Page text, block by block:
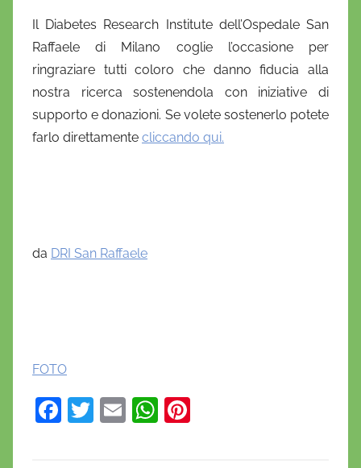
Il Diabetes Research Institute dell’Ospedale San
Raffaele di Milano coglie l’occasione per
ringraziare tutti coloro che danno fiducia alla
nostra ricerca sostenendola con iniziative di
supporto e donazioni. Se volete sostenerlo potete
farlo direttamente cliccando qui.
da DRI San Raffaele
FOTO
F
T
E
W